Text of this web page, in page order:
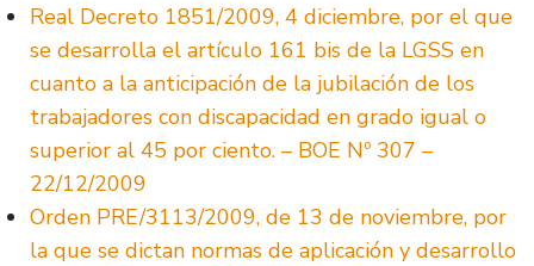
Real Decreto 1851/2009, 4 diciembre, por el que
se desarrolla el artículo 161 bis de la LGSS en
cuanto a la anticipación de la jubilación de los
trabajadores con discapacidad en grado igual o
superior al 45 por ciento. – BOE Nº 307 –
22/12/2009
Orden PRE/3113/2009, de 13 de noviembre, por
la que se dictan normas de aplicación y desarrollo